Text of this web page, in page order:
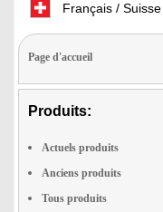
Français / Suisse
Page d'accueil
Produits:
Actuels produits
Anciens produits
Tous produits